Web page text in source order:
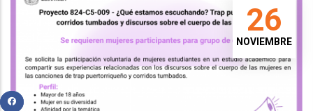
26
NOVIEMBRE